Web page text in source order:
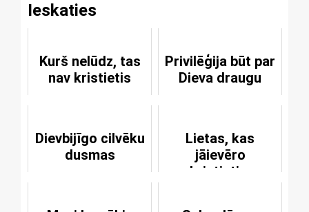
Ieskaties
Kurš nelūdz, tas
nav kristietis
Privilēģija būt par
Dieva draugu
Dievbijīgo cilvēku
dusmas
Lietas, kas
jāievēro
kristietim